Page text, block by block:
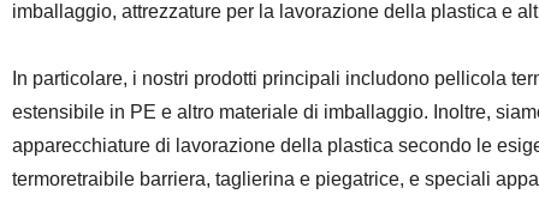
imballaggio, attrezzature per la lavorazione della plastica e
In particolare, i nostri prodotti principali includono pellicola
estensibile in PE e altro materiale di imballaggio. Inoltre,
apparecchiature di lavorazione della plastica secondo le
termoretraibile barriera, taglierina e piegatrice, e speciali